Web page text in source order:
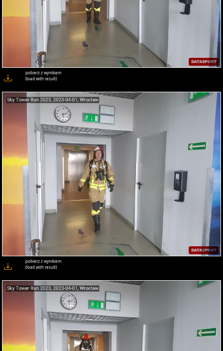
pobierz z wynikiem
(load with result)
pobierz z wynikiem
(load with result)